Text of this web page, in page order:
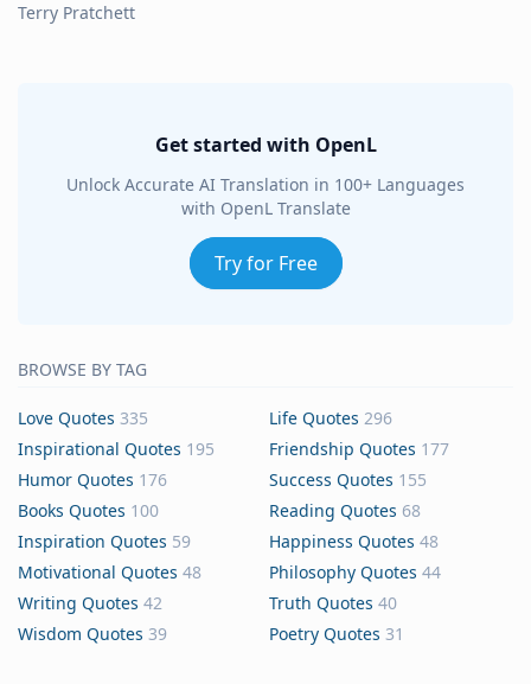
Terry Pratchett
Get started with OpenL
Unlock Accurate AI Translation in 100+ Languages
with OpenL Translate
Try for Free
BROWSE BY TAG
Love Quotes 335 Life Quotes 296
Inspirational Quotes 195 Friendship Quotes 177
Humor Quotes 176 Success Quotes 155
Books Quotes 100 Reading Quotes 68
Inspiration Quotes 59 Happiness Quotes 48
Motivational Quotes 48 Philosophy Quotes 44
Writing Quotes 42 Truth Quotes 40
Wisdom Quotes 39 Poetry Quotes 31